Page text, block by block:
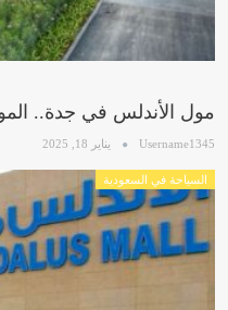
مول الأندلس في جدة..
Username1345 يناير 18, 2025
السياحة في السعودية